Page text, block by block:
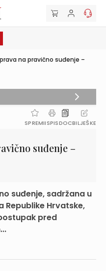
na pravično suđenje –
SPREMIISPISDOCBILJEŠKE
suđenje –
suđenje, sadržana u
Republike Hrvatske,
pred